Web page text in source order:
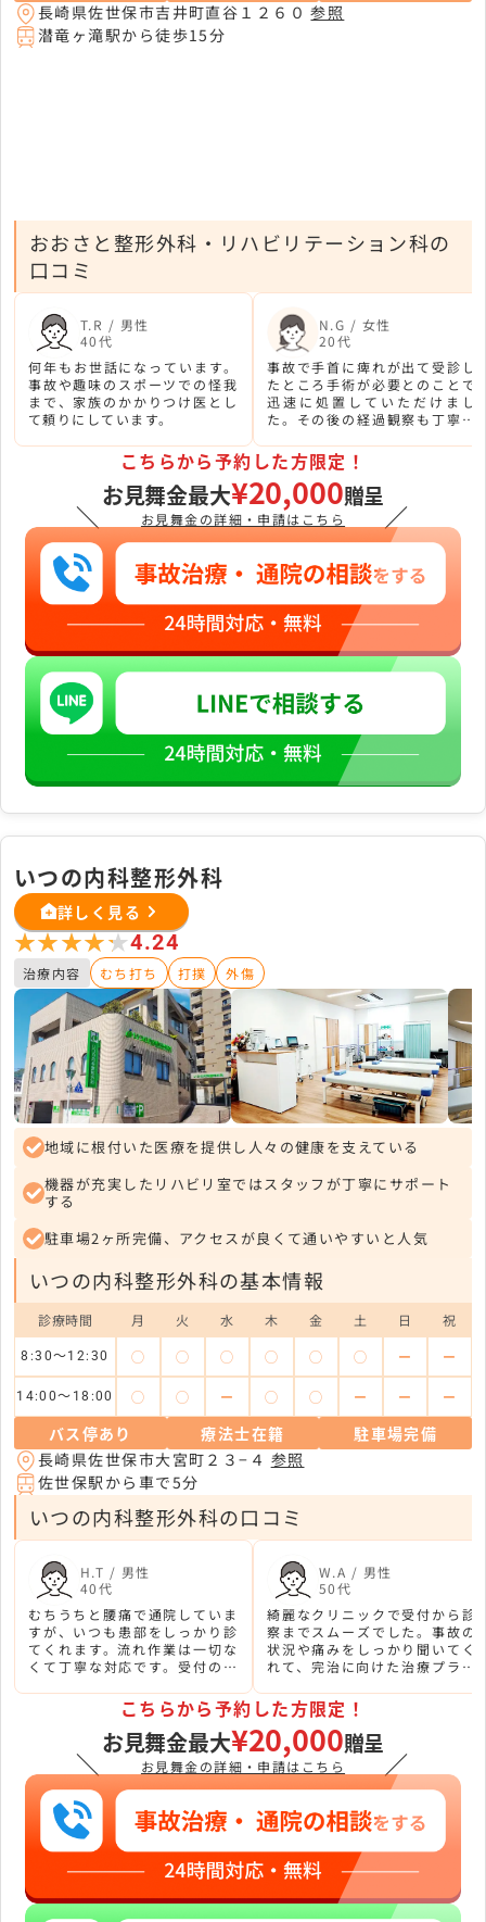
長崎県佐世保市吉井町直谷１２６０参照
潜竜ヶ滝駅から徒歩15分
おおさと整形外科・リハビリテーション科の
口コミ
T.R / 男性
40代
何年もお世話になっています。
事故や趣味のスポーツでの怪我
まで、家族のかかりつけ医とし
て頼りにしています。
N.G / 女性
20代
事故で手首に痺れが出て受診し
たところ手術が必要とのことで
迅速に処置していただけまし
た。その後の経過観察も丁寧で
＼
こちらから予約した方限定！
お見舞金最大¥20,000贈呈
お見舞金の詳細・申請はこちら ／
いつの内科整形外科
詳しく見る
★★★★★
★★★★★4.24
治療内容 むち打ち 打撲 外傷
地域に根付いた医療を提供し人々の健康を支えている
機器が充実したリハビリ室ではスタッフが丁寧にサポート
する
駐車場2ヶ所完備、アクセスが良くて通いやすいと人気
いつの内科整形外科の基本情報
診療時間 月 火 水 木 金 土 日 祝
8:30〜12:30 ◯ ◯ ◯ ◯ ◯ ◯ ー ー
14:00〜18:00 ◯ ◯ ー ◯ ◯ ー ー ー
バス停あり 療法士在籍
駐車場完備
長崎県佐世保市大宮町２３−４ 参照
佐世保駅から車で5分
いつの内科整形外科の口コミ
H.T / 男性
40代
むちうちと腰痛で通院していま
すが、いつも患部をしっかり診
てくれます。流れ作業は一切な
くて丁寧な対応です。受付の方
軽に相談できました。
W.A / 男性
50代
綺麗なクリニックで受付から診
察までスムーズでした。事故の
状況や痛みをしっかり聞いてく
れて、完治に向けた治療プラン
く穏やかな先生で信頼できまし
た。
＼
こちらから予約した方限定！
お見舞金最大¥20,000贈呈
お見舞金の詳細・申請はこちら ／